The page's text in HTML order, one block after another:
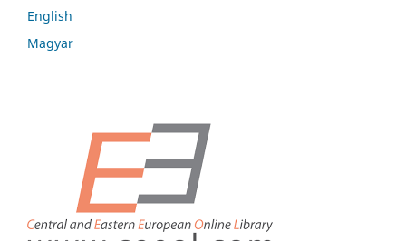
English
Magyar